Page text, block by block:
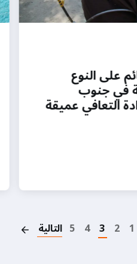
على النوع
في جنوب
التعافي عميقة
1
2
3
4
5 التالية